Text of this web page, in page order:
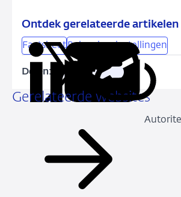
Ontdek gerelateerde artikelen
FactsheetBeleggingsinstellingen
Delen:
Deel
via via
Deel
via
Deel
via
Kopieer
URL
Gerelateerde websites